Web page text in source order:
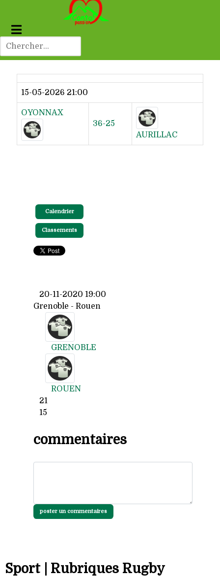
Dernier résultat
15-05-2026 21:00
OYONNAX
36-25
AURILLAC
Calendrier
Classements
20-11-2020 19:00
Grenoble - Rouen
GRENOBLE
ROUEN
21
15
commentaires
poster un commentaires
Sport | Rubriques Rugby